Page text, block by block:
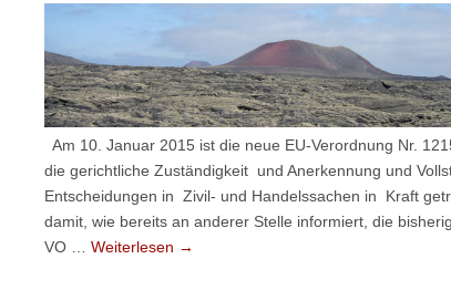
Am 10. Januar 2015 ist die neue EU-Verordnung Nr.
die gerichtliche Zuständigkeit und Anerkennung und
Entscheidungen in Zivil- und Handelssachen in Kraft
damit, wie bereits an anderer Stelle informiert, die
VO … Weiterlesen →